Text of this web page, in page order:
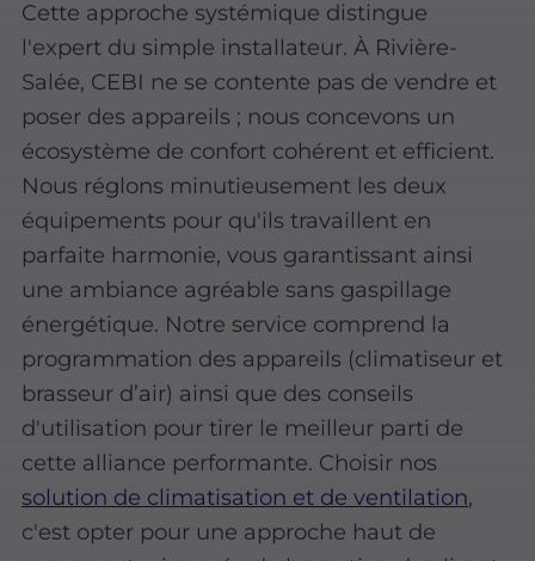
Cette approche systémique distingue
l'expert du simple installateur. À Rivière-
Salée, CEBI ne se contente pas de vendre et
poser des appareils ; nous concevons un
écosystème de confort cohérent et efficient.
Nous réglons minutieusement les deux
équipements pour qu'ils travaillent en
parfaite harmonie, vous garantissant ainsi
une ambiance agréable sans gaspillage
énergétique. Notre service comprend la
programmation des appareils (climatiseur et
brasseur d’air) ainsi que des conseils
d'utilisation pour tirer le meilleur parti de
cette alliance performante. Choisir nos
solution de climatisation et de ventilation,
c'est opter pour une approche haut de